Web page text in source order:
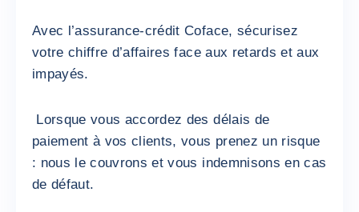
Avec l’assurance-crédit Coface, sécurisez
votre chiffre d’affaires face aux retards et aux
impayés.
Lorsque vous accordez des délais de
paiement à vos clients, vous prenez un risque
: nous le couvrons et vous indemnisons en cas
de défaut.